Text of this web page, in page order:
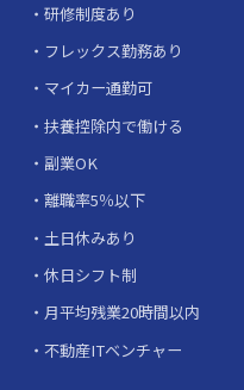
研修制度あり
フレックス勤務あり
マイカー通勤可
扶養控除内で働ける
副業OK
離職率5％以下
土日休みあり
休日シフト制
月平均残業20時間以内
不動産ITベンチャー